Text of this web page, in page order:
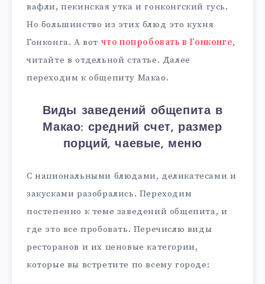
вафли, пекинская утка и гонконгский гусь.
Но большинство из этих блюд это кухня
Гонконга. А вот что попробовать в Гонконге,
читайте в отдельной статье. Далее
переходим к общепиту Макао.
Виды заведений общепита в
Макао: средний счет, размер
порций, чаевые, меню
С национальными блюдами, деликатесами и
закусками разобрались. Переходим
постепенно к теме заведений общепита, и
где это все пробовать. Перечислю виды
ресторанов и их ценовые категории,
которые вы встретите по всему городе: